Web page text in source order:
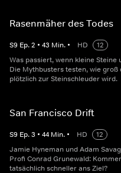
Rasenmäher des Todes
S9 Ep.2 • 43 Min. • HD
12
Was passiert, wenn kleine
Die Mythbusters testen, wie
plötzlich zur Steinschleuder wird.
San Francisco Drift
S9 Ep.3 • 44 Min. • HD
12
Jamie Hyneman und Adam
Profi Conrad Grunewald:
tatsächlich schneller ans Ziel?